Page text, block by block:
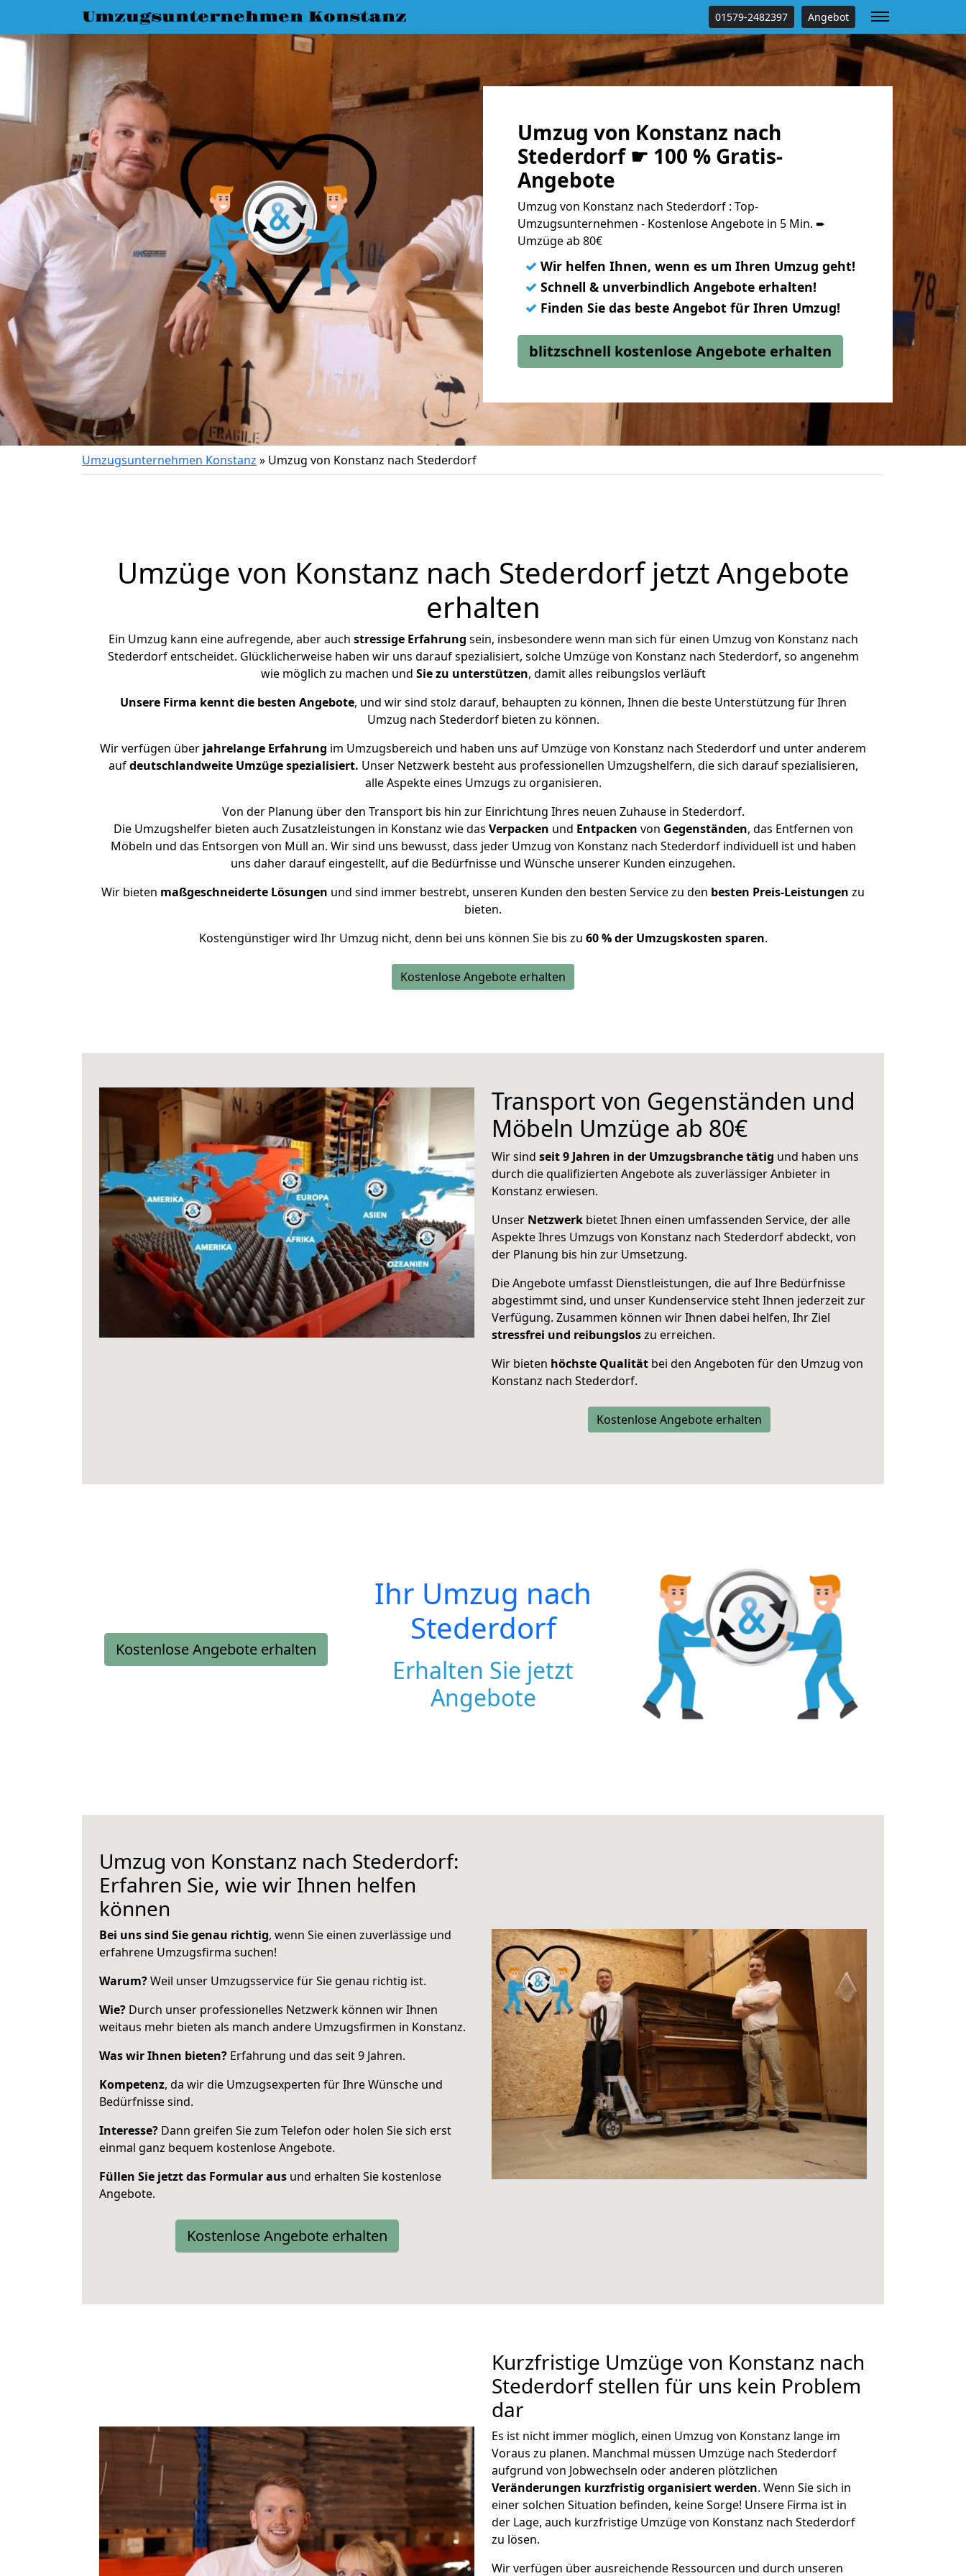
Umzugsunternehmen Konstanz 01579-2482397 Angebot
Umzug von Konstanz nach
Stederdorf ☛ 100 % Gratis-
Angebote
Umzug von Konstanz nach Stederdorf : Top-
Umzugsunternehmen - Kostenlose Angebote in 5 Min. ➨
Umzüge ab 80€
✓ Wir helfen Ihnen, wenn es um Ihren Umzug geht!
✓ Schnell & unverbindlich Angebote erhalten!
✓ Finden Sie das beste Angebot für Ihren Umzug!
blitzschnell kostenlose Angebote erhalten
Umzugsunternehmen Konstanz » Umzug von Konstanz nach Stederdorf
Umzüge von Konstanz nach Stederdorf jetzt Angebote
erhalten
Ein Umzug kann eine aufregende, aber auch stressige Erfahrung sein, insbesondere wenn man sich für einen Umzug von Konstanz nach
Stederdorf entscheidet. Glücklicherweise haben wir uns darauf spezialisiert, solche Umzüge von Konstanz nach Stederdorf, so angenehm
wie möglich zu machen und Sie zu unterstützen, damit alles reibungslos verläuft
Unsere Firma kennt die besten Angebote, und wir sind stolz darauf, behaupten zu können, Ihnen die beste Unterstützung für Ihren
Umzug nach Stederdorf bieten zu können.
Wir verfügen über jahrelange Erfahrung im Umzugsbereich und haben uns auf Umzüge von Konstanz nach Stederdorf und unter anderem
aufdeutschlandweite Umzüge spezialisiert. Unser Netzwerk besteht aus professionellen Umzugshelfern, die sich darauf spezialisieren,
alle Aspekte eines Umzugs zu organisieren.
Von der Planung über den Transport bis hin zur Einrichtung Ihres neuen Zuhause in Stederdorf.
Die Umzugshelfer bieten auch Zusatzleistungen in Konstanz wie das Verpacken und Entpacken von Gegenständen, das Entfernen von
Möbeln und das Entsorgen von Müll an. Wir sind uns bewusst, dass jeder Umzug von Konstanz nach Stederdorf individuell ist und haben
uns daher darauf eingestellt, auf die Bedürfnisse und Wünsche unserer Kunden einzugehen.
Wir bieten maßgeschneiderte Lösungen und sind immer bestrebt, unseren Kunden den besten Service zu den besten Preis-Leistungen zu
bieten.
Kostengünstiger wird Ihr Umzug nicht, denn bei uns können Sie bis zu 60 % der Umzugskosten sparen.
Kostenlose Angebote erhalten
Transport von Gegenständen und
Möbeln Umzüge ab 80€
Wir sind seit 9 Jahren in der Umzugsbranche tätig und haben uns
durch die qualifizierten Angebote als zuverlässiger Anbieter in
Konstanz erwiesen.
Unser Netzwerk bietet Ihnen einen umfassenden Service, der alle
Aspekte Ihres Umzugs von Konstanz nach Stederdorf abdeckt, von
der Planung bis hin zur Umsetzung.
Die Angebote umfasst Dienstleistungen, die auf Ihre Bedürfnisse
abgestimmt sind, und unser Kundenservice steht Ihnen jederzeit zur
Verfügung. Zusammen können wir Ihnen dabei helfen, Ihr Ziel
stressfrei und reibungsloszu erreichen.
Wir bieten höchste Qualität bei den Angeboten für den Umzug von
Konstanz nach Stederdorf.
Kostenlose Angebote erhalten
Kostenlose Angebote erhalten
Ihr Umzug nach
Stederdorf
Erhalten Sie jetzt
Angebote
Umzug von Konstanz nach Stederdorf:
Erfahren Sie, wie wir Ihnen helfen
können
Bei uns sind Sie genau richtig, wenn Sie einen zuverlässige und
erfahrene Umzugsfirma suchen!
Warum?Weil unser Umzugsservice für Sie genau richtig ist.
Wie? Durch unser professionelles Netzwerk können wir Ihnen
weitaus mehr bieten als manch andere Umzugsfirmen in Konstanz.
Was wir Ihnen bieten? Erfahrung und das seit 9 Jahren.
Kompetenz, da wir die Umzugsexperten für Ihre Wünsche und
Bedürfnisse sind.
Interesse? Dann greifen Sie zum Telefon oder holen Sie sich erst
einmal ganz bequem kostenlose Angebote.
Füllen Sie jetzt das Formular aus und erhalten Sie kostenlose
Angebote.
Kostenlose Angebote erhalten
Kurzfristige Umzüge von Konstanz nach
Stederdorf stellen für uns kein Problem
dar
Es ist nicht immer möglich, einen Umzug von Konstanz lange im
Voraus zu planen. Manchmal müssen Umzüge nach Stederdorf
aufgrund von Jobwechseln oder anderen plötzlichen
Veränderungen kurzfristig organisiert werden. Wenn Sie sich in
einer solchen Situation befinden, keine Sorge! Unsere Firma ist in
der Lage, auch kurzfristige Umzüge von Konstanz nach Stederdorf
zu lösen.
Wir verfügen über ausreichende Ressourcen und durch unseren